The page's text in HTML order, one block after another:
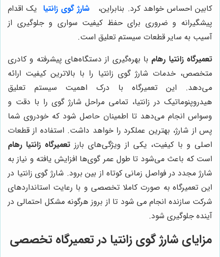
کابین احساس خواهد کرد. بنابراین،
شارژ گوی زانتیا یک اقدام
پیشگیرانه و ضروری برای حفظ کیفیت سواری و جلوگیری از
آسیب به سایر قطعات سیستم تعلیق است.
تعمیرگاه زانتیا رهام با بهره‌گیری از دستگاه‌های پیشرفته و کادری
متخصص، خدمات شارژ گوی زانتیا را با بالاترین کیفیت ارائه
می‌دهد. این تعمیرگاه با درک اهمیت سیستم تعلیق
هیدروپنوماتیک در زانتیا، تمامی مراحل شارژ گوی را با دقت و
وسواس انجام می‌دهد تا اطمینان حاصل شود که خودروی شما
پس از شارژ، بهترین عملکرد را خواهد داشت. استفاده از قطعات
اصلی و با کیفیت، یکی از ویژگی‌های بارز تعمیرگاه زانتیا رهام
است که باعث می‌شود تا طول عمر گوی‌ها افزایش یافته و نیاز به
شارژ مجدد در فواصل زمانی کوتاه از بین برود. شارژ گوی زانتیا در
این تعمیرگاه به صورت کاملا تخصصی و با رعایت استانداردهای
شرکت سازنده انجام می شود تا از بروز هرگونه مشکل احتمالی در
آینده جلوگیری شود.
مزایای شارژ گوی زانتیا در تعمیرگاه تخصصی